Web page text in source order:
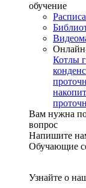
обучение
Котлы
Вам нужна
вопрос
Напишите
Обучающие
Узнайте о